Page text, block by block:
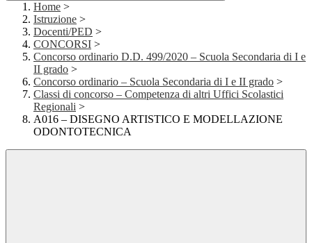
Home >
Istruzione >
Docenti/PED >
CONCORSI >
Concorso ordinario D.D. 499/2020 – Scuola Secondaria di I e
II grado >
Concorso ordinario – Scuola Secondaria di I e II grado >
Classi di concorso – Competenza di altri Uffici Scolastici
Regionali >
A016 – DISEGNO ARTISTICO E MODELLAZIONE
ODONTOTECNICA